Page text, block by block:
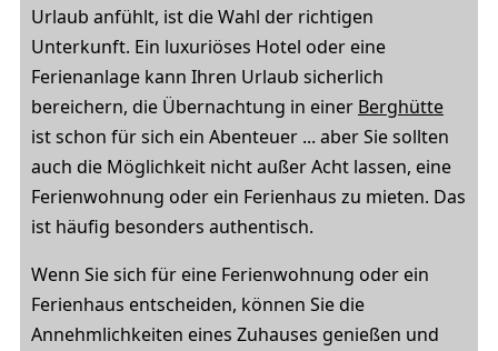
Urlaub anfühlt, ist die Wahl der richtigen
Unterkunft. Ein luxuriöses Hotel oder eine
Ferienanlage kann Ihren Urlaub sicherlich
bereichern, die Übernachtung in einer Berghütte
ist schon für sich ein Abenteuer ... aber Sie sollten
auch die Möglichkeit nicht außer Acht lassen, eine
Ferienwohnung oder ein Ferienhaus zu mieten. Das
ist häufig besonders authentisch.
Wenn Sie sich für eine Ferienwohnung oder ein
Ferienhaus entscheiden, können Sie die
Annehmlichkeiten eines Zuhauses genießen und